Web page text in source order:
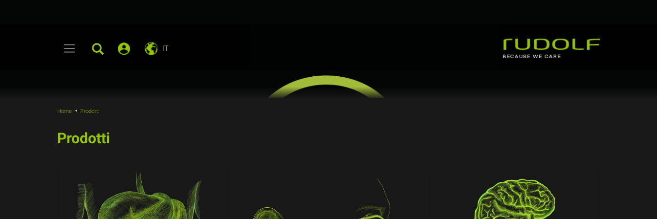
IT
Home Prodotti
Prodotti